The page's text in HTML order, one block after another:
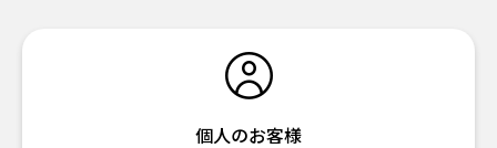
個人のお客様